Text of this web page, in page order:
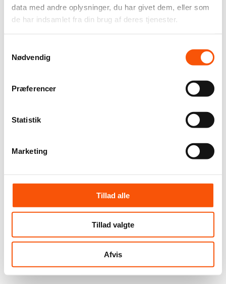
data med andre oplysninger, du har givet dem, eller som
de har indsamlet fra din brug af deres tjenester.
Nødvendig
Præferencer
Statistik
Marketing
Tillad alle
Tillad valgte
Afvis